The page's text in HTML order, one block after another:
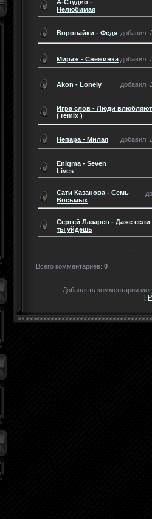
А-Студио -
Нелюбимая
Воровайки - Федя добавил:
Мираж - Снежинка добавил:
Akon - Lonely добавил:
Игра слов - Люди
( remix )
Непара - Милая добавил:
Enigma - Seven
Lives
Сати Казанова - Семь
Восьмых
Сергей Лазарев - Даже если
ты уйдешь
Всего комментариев: 0
Добавлять комментарии
[